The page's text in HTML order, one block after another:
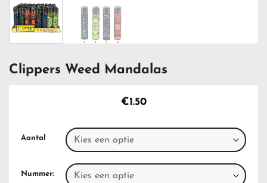
Clippers Weed Mandalas
€1.50
Aantal
Nummer: